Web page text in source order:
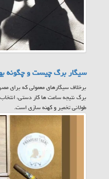
سیگار برگ چیست و چگونه
برخلاف سیگارهای معمولی که برای
برگ نتیجه ساعت ها کار دستی،
طولانی تخمیر و کهنه سازی است.